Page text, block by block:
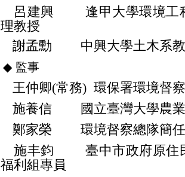
呂建興
逢甲大學環境工
理教授
謝孟勳
中興大學土木系
◆ 監事
王仲卿(常務) 環保署環境督
施養信
國立臺灣大學農
鄭家榮
環境督察總隊簡
施丰鈞
臺中市政府原住
福利組專員